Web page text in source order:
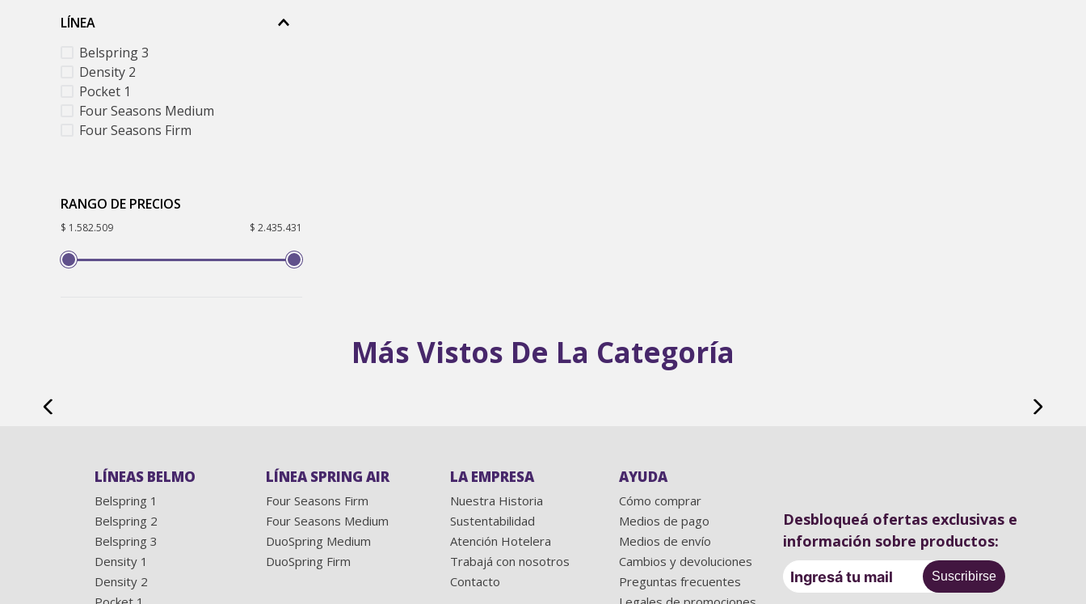
LÍNEA
Belspring 3
Density 2
Pocket 1
Four Seasons Medium
Four Seasons Firm
RANGO DE PRECIOS
$ 1.582.509 $ 2.435.431
Más Vistos De La Categoría
LÍNEAS BELMO
Belspring 1
Belspring 2
Belspring 3
Density 1
Density 2
LÍNEA SPRING AIR
Four Seasons Firm
Four Seasons Medium
DuoSpring Medium
DuoSpring Firm
LA EMPRESA
Nuestra Historia
Sustentabilidad
Atención Hotelera
Trabajá con nosotros
Contacto
AYUDA
Cómo comprar
Medios de pago
Medios de envío
Cambios y devoluciones
Preguntas frecuentes
Desbloqueá ofertas exclusivas e
información sobre productos:
Suscribirse